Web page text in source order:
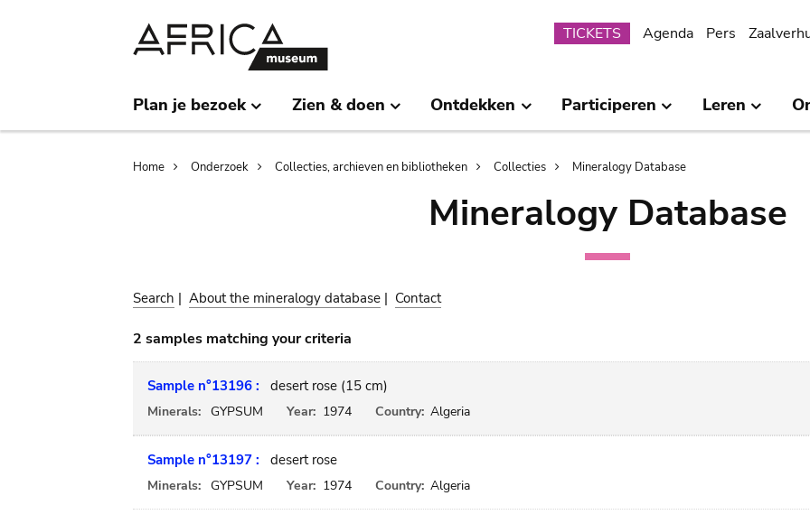
Submenu
TICKETS Agenda Pers
Plan je bezoek Zien & doen Ontdekken Participeren Leren
Breadcrumb
Home Onderzoek Collecties, archieven en bibliotheken Collecties Mineralogy Database
Mineralogy Database
Search | About the mineralogy database | Contact
2 samples matching your criteria
Sample n°13196 : desert rose (15 cm)
Minerals: GYPSUM Year: 1974 Country: Algeria
Sample n°13197 : desert rose
Minerals: GYPSUM Year: 1974 Country: Algeria